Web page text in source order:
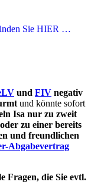
Sie HIER …
und FIV negativ
und könnte sofort
Isa nur zu zweit
oder zu einer bereits
und freund­lich­en
Abgabevertrag
Fragen, die Sie evtl.